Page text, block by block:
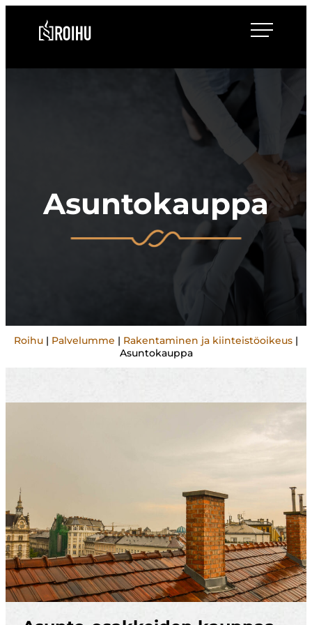
suoraanRoihulaw
Asuntokauppa
Roihu | Palvelumme | Rakentaminen ja kiinteistöoikeus |
Asuntokauppa